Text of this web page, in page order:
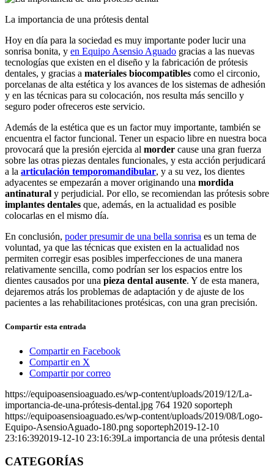
La importancia de una prótesis dental
Hoy en día para la sociedad es muy importante poder lucir una
sonrisa bonita, y en Equipo Asensio Aguado gracias a las nuevas
tecnologías que existen en el diseño y la fabricación de prótesis
dentales, y gracias a materiales biocompatibles como el circonio,
porcelanas de alta estética y los avances de los sistemas de adhesión
y en las técnicas para su colocación, nos resulta más sencillo y
seguro poder ofreceros este servicio.
Además de la estética que es un factor muy importante, también se
encuentra el factor funcional. Tener un espacio libre en nuestra boca
provocará que la presión ejercida al morder cause una gran fuerza
sobre las otras piezas dentales funcionales, y esta acción perjudicará
a la articulación temporomandibular, y a su vez, los dientes
adyacentes se empezarán a mover originando una mordida
antinatural y perjudicial. Por ello, se recomiendan las prótesis sobre
implantes dentales que, además, en la actualidad es posible
colocarlas en el mismo día.
En conclusión, poder presumir de una bella sonrisa es un tema de
voluntad, ya que las técnicas que existen en la actualidad nos
permiten corregir esas posibles imperfecciones de una manera
relativamente sencilla, como podrían ser los espacios entre los
dientes causados por una pieza dental ausente. Y de esta manera,
dejaremos atrás los problemas de adaptación y de ajuste de los
pacientes a las rehabilitaciones protésicas, con una gran precisión.
Compartir esta entrada
Compartir en Facebook
Compartir en X
Compartir por correo
https://equipoasensioaguado.es/wp-content/uploads/2019/12/La-
importancia-de-una-prótesis-dental.jpg 764 1920 soporteph
https://equipoasensioaguado.es/wp-content/uploads/2019/08/Logo-
Equipo-AsensioAguado-180.png soporteph2019-12-10
23:16:392019-12-10 23:16:39La importancia de una prótesis dental
CATEGORÍAS